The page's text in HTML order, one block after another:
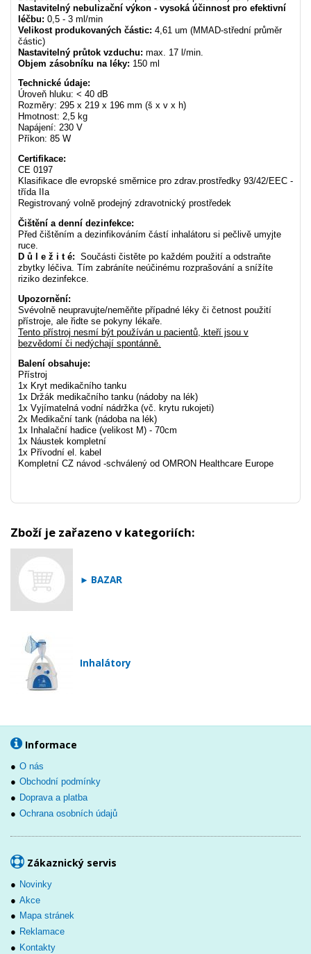
Nastavitelný nebulizační výkon - vysoká účinnost pro efektivní
léčbu: 0,5 - 3 ml/min
Velikost produkovaných částic: 4,61 um (MMAD-střední průměr
částic)
Nastavitelný průtok vzduchu: max. 17 l/min.
Objem zásobníku na léky: 150 ml
Technické údaje:
Úroveň hluku: < 40 dB
Rozměry: 295 x 219 x 196 mm (š x v x h)
Hmotnost: 2,5 kg
Napájení: 230 V
Příkon: 85 W
Certifikace:
CE 0197
Klasifikace dle evropské směrnice pro zdrav.prostředky 93/42/EEC -
třída IIa
Registrovaný volně prodejný zdravotnický prostředek
Čištění a denní dezinfekce:
Před čištěním a dezinfikováním částí inhalátoru si pečlivě umyjte
ruce.
D ů l e ž i t é: Součásti čistěte po každém použití a odstraňte
zbytky léčiva. Tím zabráníte neúčinému rozprašování a snížíte
riziko dezinfekce.
Upozornění:
Svévolně neupravujte/neměňte případné léky či četnost použití
přístroje, ale řidte se pokyny lékaře.
Tento přístroj nesmí být používán u pacientů, kteří jsou v
bezvědomí či nedýchají spontánně.
Balení obsahuje:
Přístroj
1x Kryt medikačního tanku
1x Držák medikačního tanku (nádoby na lék)
1x Vyjímatelná vodní nádržka (vč. krytu rukojeti)
2x Medikační tank (nádoba na lék)
1x Inhalační hadice (velikost M) - 70cm
1x Náustek kompletní
1x Přívodní el. kabel
Kompletní CZ návod -schválený od OMRON Healthcare Europe
Zboží je zařazeno v kategoriích:
► BAZAR
Inhalátory
Informace
O nás
Obchodní podmínky
Doprava a platba
Ochrana osobních údajů
Zákaznický servis
Novinky
Akce
Mapa stránek
Reklamace
Kontakty